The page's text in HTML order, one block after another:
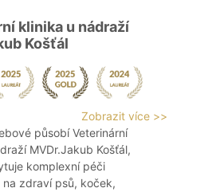
klinika u nádraží
Košťál
Zobrazit více >>
působí Veterinární
MVDr.Jakub Košťál,
komplexní péči
na zdraví psů, koček,